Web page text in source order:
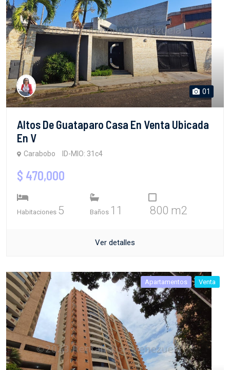
01
Altos De Guataparo Casa En Venta Ubicada
En V
Carabobo ID-MIO: 31c4
$ 470,000
Habitaciones 5 Baños 11 800 m2
Ver detalles
Apartamentos Venta